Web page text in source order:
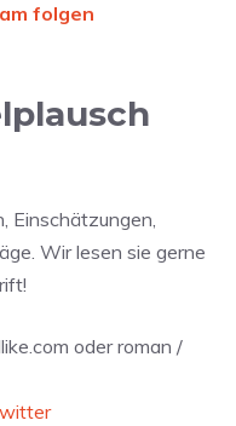
folgen
Einschätzungen,
Wir lesen sie gerne
oder roman /